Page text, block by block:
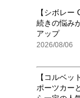
【シボレー
続きの悩み
アップ
2026/08/06
【コルベ
ポーツカー